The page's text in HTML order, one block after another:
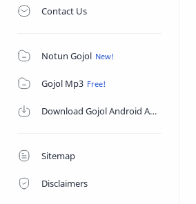
Contact Us
Notun Gojol
Gojol Mp3
Download Gojol Android App on Google Play Store
Sitemap
Disclaimers